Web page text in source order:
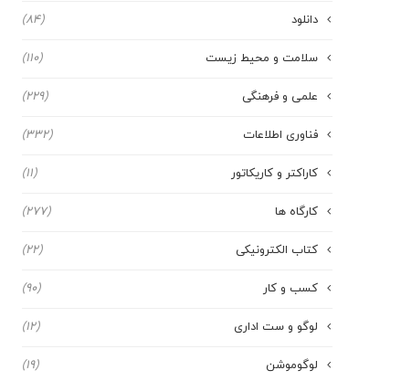
دانلود (84)
سلامت و محیط زیست (110)
علمی و فرهنگی (229)
فناوری اطلاعات (332)
کاراکتر و کاریکاتور (11)
کارگاه ها (277)
کتاب الکترونیکی (22)
کسب و کار (90)
لوگو و ست اداری (12)
لوگوموشن (19)